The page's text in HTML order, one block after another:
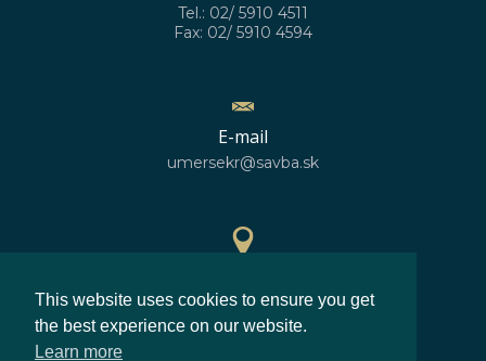
Tel.: 02/ 5910 4511
Fax: 02/ 5910 4594
E-mail
umersekr@savba.sk
48°10'10''N
17°04'06''E
This website uses cookies to ensure you get
the best experience on our website.
Learn more